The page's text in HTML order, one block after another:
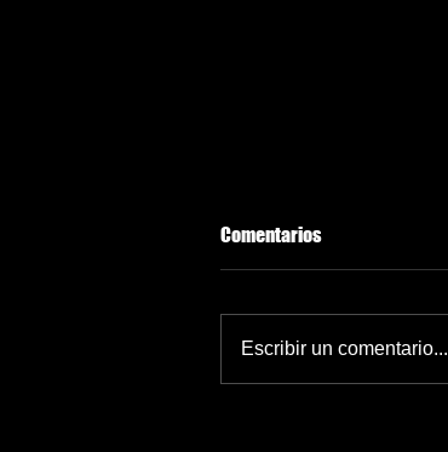
Comentarios
Escribir un comentario...